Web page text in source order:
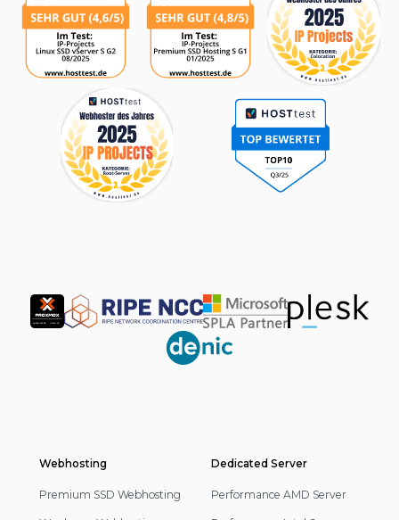
Partner
Footer
Navigation
Webhosting
Premium SSD Webhosting
Dedicated Server
Performance AMD Server